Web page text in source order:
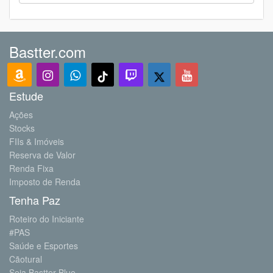
Bastter.com
Estude
Ações
Stocks
FIIs & Imóveis
Reserva de Valor
Renda Fixa
Imposto de Renda
Tenha Paz
Roteiro do Iniciante
#PAS
Saúde e Esportes
Cãotural